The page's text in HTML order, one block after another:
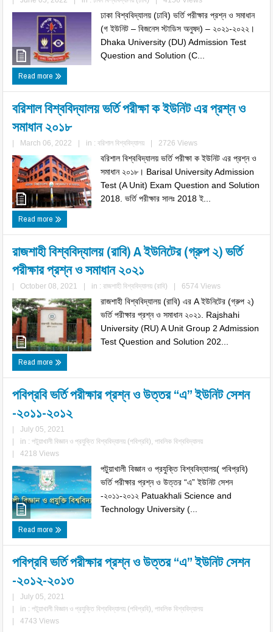
ঢাকা বিশ্ববিদ্যালয় (ঢাবি) ভর্তি পরীক্ষার প্রশ্ন ও সমাধান
(গ ইউনিট – বিজনেস স্টাডিস অনুষদ) – ২০২১-২০২২।
Dhaka University (DU) Admission Test
Question and Solution (C...
Read more
বরিশাল বিশ্ববিদ্যালয় ভর্তি পরীক্ষা ক ইউনিট এর প্রশ্ন ও
সমাধান ২০১৮
March 06, 2022 in :বরিশাল বিশ্ববিদ্যালয় 2726 Views
বরিশাল বিশ্ববিদ্যালয় ভর্তি পরীক্ষা ক ইউনিট এর প্রশ্ন ও
সমাধান ২০১৮। Barisal University Admission
Test (A Unit) Exam Question and Solution
2018. ভর্তি পরীক্ষার সালঃ 2018 ই...
Read more
রাজশাহী বিশ্ববিদ্যালয় (রাবি) A ইউনিটের (গ্রুপ ২) ভর্তি
পরীক্ষার প্রশ্ন ও সমাধান ২০২১
October 08, 2021 in :রাজশাহী বিশ্ববিদ্যালয় (রাবি) 6574 Views
রাজশাহী বিশ্ববিদ্যালয় (রাবি) এর A ইউনিটের (গ্রুপ ২)
ভর্তি পরীক্ষার প্রশ্ন ও সমাধান ২০২১. Rajshahi
University (RU) A Unit Group 2 Admission
Test Question and Solution 202...
Read more
পবিপ্রবি ভর্তি পরীক্ষার প্রশ্ন ও উত্তর “এ” ইউনিট সেশন
-২০১১-২০১২
July 05, 2021
in :পটুয়াখালী বিজ্ঞান ও প্রযুক্তি বিশ্ববিদ্যালয় (পবিপ্রবি),পাবলিক বিশ্ববিদ্যালয়
4218 Views
পটুয়াখালী বিজ্ঞান ও প্রযুক্তি বিশ্ববিদ্যালয়( পবিপ্রবি)
ভর্তি পরীক্ষার প্রশ্ন ও উত্তর “এ” ইউনিট সেশন
-২০১১-২০১২ Patuakhali Science and
Technology University (...
Read more
পবিপ্রবি ভর্তি পরীক্ষার প্রশ্ন ও উত্তর “এ” ইউনিট সেশন
-২০১২-২০১৩
July 05, 2021
in :পটুয়াখালী বিজ্ঞান ও প্রযুক্তি বিশ্ববিদ্যালয় (পবিপ্রবি),পাবলিক বিশ্ববিদ্যালয়
4743 Views